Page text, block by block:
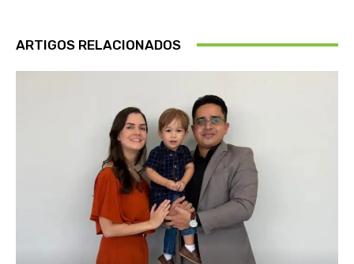
ARTIGOS RELACIONADOS